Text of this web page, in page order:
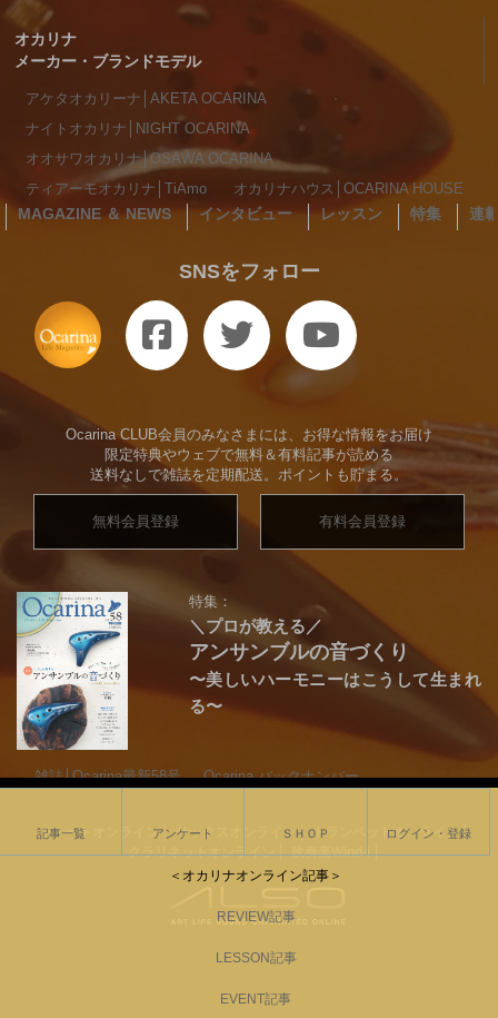
オカリナ
メーカー・ブランドモデル
アケタオカリーナ│AKETA OCARINA
ナイトオカリナ│NIGHT OCARINA
オオサワオカリナ│OSAWA OCARINA
ティアーモオカリナ│TiAmo
オカリナハウス│OCARINA HOUSE
MAGAZINE ＆ NEWS インタビュー レッスン 特集 連
SNSをフォロー
Ocarina CLUB会員のみなさまには、お得な情報をお届け
限定特典やウェブで無料＆有料記事が読める
送料なしで雑誌を定期配送。ポイントも貯まる。
無料会員登録 有料会員登録
特集：
＼プロが教える／
アンサンブルの音づくり
〜美しいハーモニーはこうして生まれ
る〜
雑誌│Ocarina最新58号
Ocarina バックナンバー
フルートオンライン サックスオンライン
トランペットオンライン
クラリネットオンライン
吹奏楽Wind-i
記事一覧 アンケート ＳＨＯＰ ログイン・登録
＜オカリナオンライン記事＞
REVIEW記事
LESSON記事
EVENT記事